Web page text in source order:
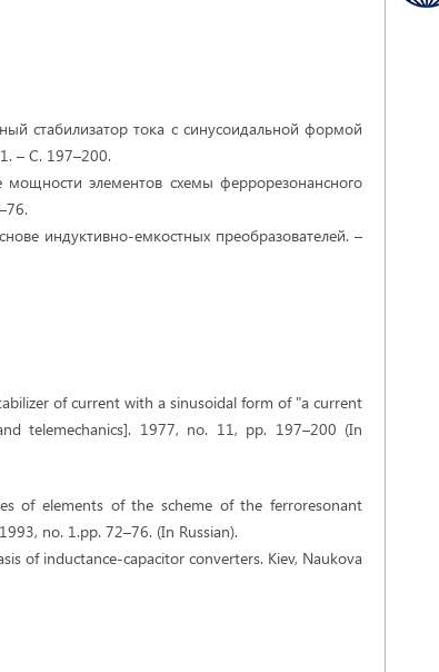
стабилизатор тока с синусоидальной формой
– С. 197–200.
элементов схемы феррорезонансного
индуктивно-емкостных преобразователей. –
of current with a sinusoidal form of "a current
telemechanics]. 1977, no. 11, pp. 197–200 (In
of elements of the scheme of the ferroresonant
no. 1.pp. 72–76. (In Russian).
of inductance-capacitor converters. Kiev, Naukova